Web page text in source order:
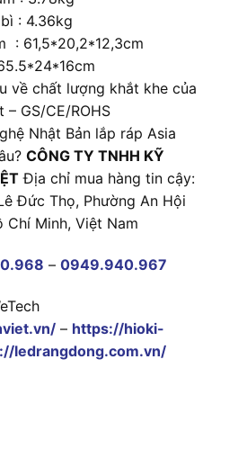
: 4.36kg
: 61,5*20,2*12,3cm
về chất lượng khắt khe của
– GS/CE/ROHS
Nhật Bản lắp ráp Asia
CÔNG TY TNHH KỸ
Địa chỉ mua hàng tin cậy:
Đức Thọ, Phường An Hội
Minh, Việt Nam
– 0949.940.967
– https://hioki-
ledrangdong.com.vn/